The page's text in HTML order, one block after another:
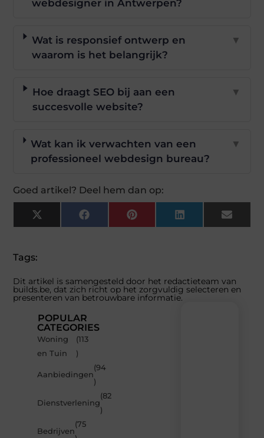
webdesigner in Antwerpen?
Wat is responsief ontwerp en
waarom is het belangrijk?
▼
Hoe draagt SEO bij aan een
succesvolle website?
▼
Wat kan ik verwachten van een
professioneel webdesign bureau?
▼
Goed artikel? Deel hem dan op:
X
(Twitter)
FacebookPinterestLinkedInEmail
Tags:
Dit artikel is samengesteld door het redactieteam van
builds.be, dat zich richt op het zorgvuldig selecteren en
presenteren van betrouwbare informatie.
POPULAR
CATEGORIES
Woning
en Tuin
(113
)
Aanbiedingen
(94
)
Dienstverlening
(82
)
Bedrijven
(75